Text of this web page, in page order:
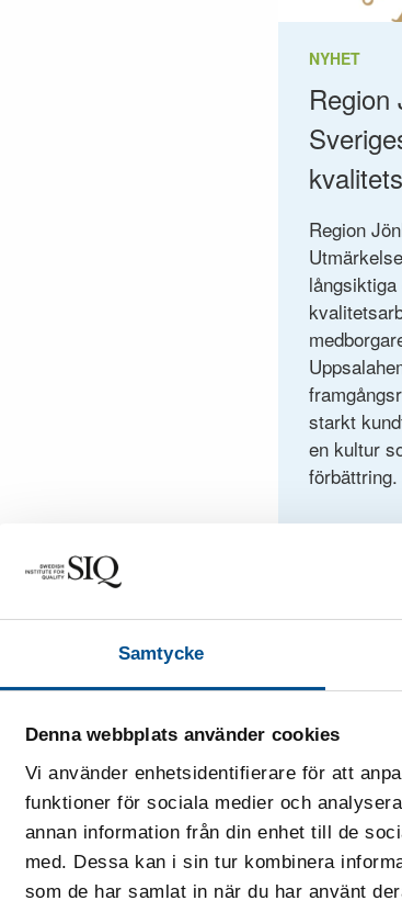
Samtycke
Denna webbplats använder cookies
Vi använder enhetsidentifierare för att
funktioner för sociala medier och
annan information från din enhet till de
med. Dessa kan i sin tur kombinera
som de har samlat in när du har använt
NYHET
Region
Region
starkt
en kultur
förbättring.
som
on Quality
EOQ –
och JUSE
and